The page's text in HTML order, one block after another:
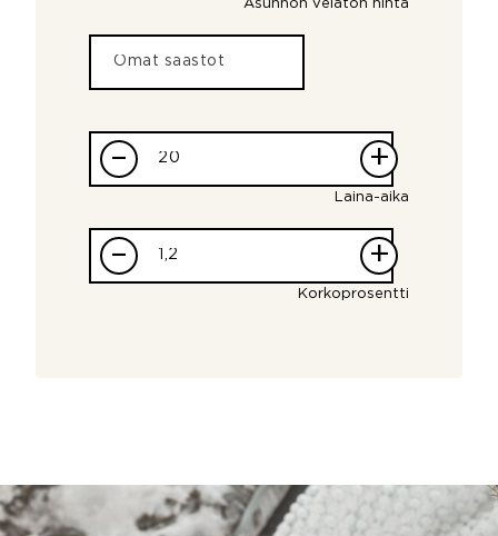
Asunnon velaton hinta
– +
Laina-aika
– +
Korkoprosentti